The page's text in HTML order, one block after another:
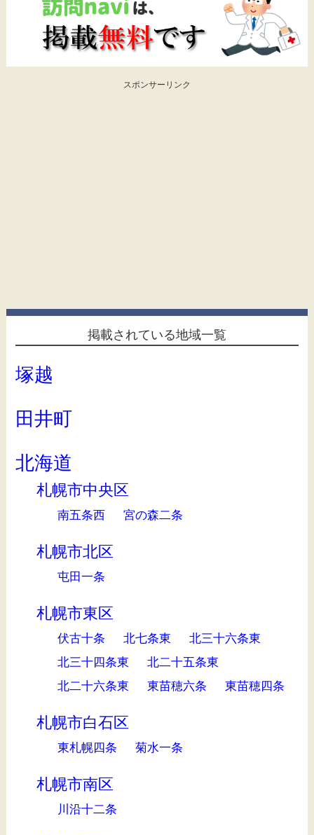
スポンサーリンク
掲載されている地域一覧
塚越
田井町
北海道
札幌市中央区
南五条西 宮の森二条
札幌市北区
屯田一条
札幌市東区
伏古十条 北七条東
北三十六条東
北三十四条東
北二十五条東
北二十六条東
東苗穂六条 東苗穂四条
札幌市白石区
東札幌四条 菊水一条
札幌市南区
川沿十二条